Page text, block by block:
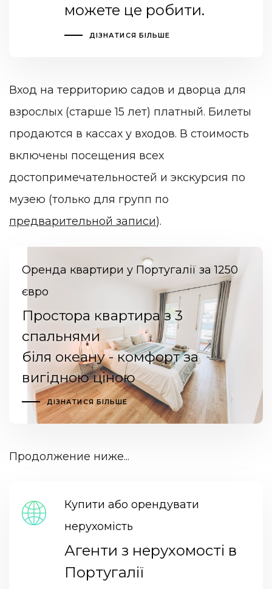
можете це робити.
ДІЗНАТИСЯ БІЛЬШЕ
Вход на территорию садов и дворца для
взрослых (старше 15 лет) платный. Билеты
продаются в кассах у входов. В стоимость
включены посещения всех
достопримечательностей и экскурсия по
музею (только для групп по
предварительной записи).
Оренда квартири у Португалії за 1250
євро
Простора квартира з 3
спальнями
біля океану - комфорт за
вигідною ціною
ДІЗНАТИСЯ БІЛЬШЕ
Продолжение ниже...
Купити або орендувати
нерухомість
Агенти з нерухомості в
Португалії